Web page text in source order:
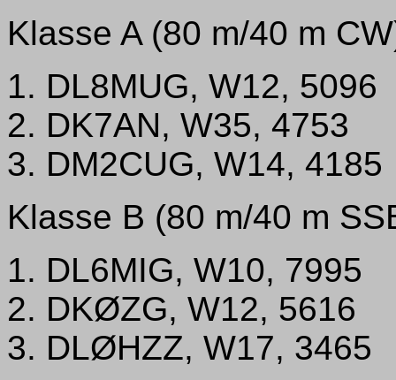
Klasse A (80 m/40 m
1. DL8MUG, W12, 5096
2. DK7AN, W35, 4753
3. DM2CUG, W14, 4185
Klasse B (80 m/40 m
1. DL6MIG, W10, 7995
2. DKØZG, W12, 5616
3. DLØHZZ, W17, 3465